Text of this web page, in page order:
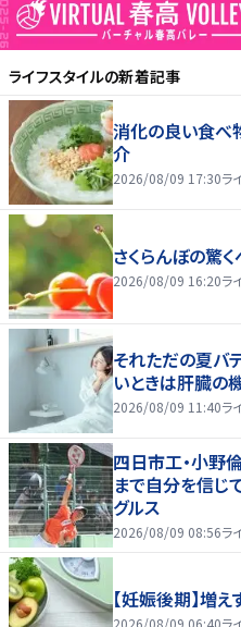
ライフスタイルの新着記事
消化の良い食べ
介
2026/08/09 17:30ラ
さくらんぼの驚
2026/08/09 16:20ラ
それただの夏バ
いときは肝臓の
2026/08/09 11:40ラ
四日市工・小野
まで自分を信じ
グルス
2026/08/09 08:56ラ
【妊娠後期】増